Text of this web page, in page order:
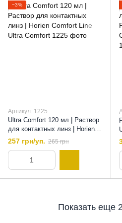
−3%
Артикул: 1225
Ultra Comfort 120 мл | Раствор
для контактных линз | Horien
Comfort Line Ultra Comfort, 120
257 грн/уп. 265 грн
Показать еще